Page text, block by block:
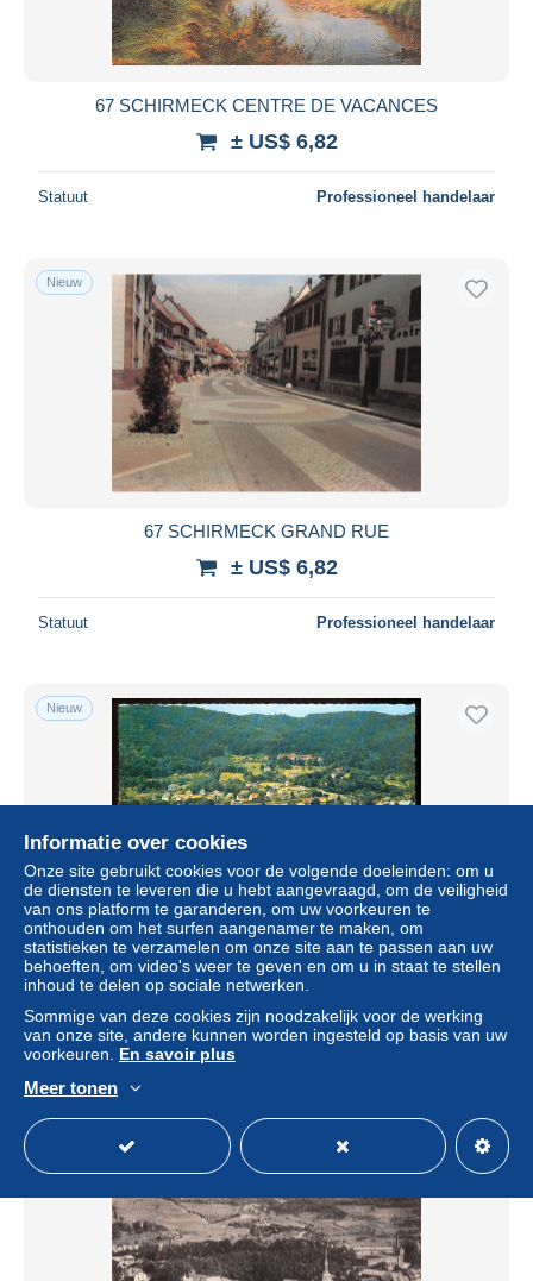
67 SCHIRMECK CENTRE DE VACANCES
± US$ 6,82
Statuut Professioneel handelaar
Nieuw
67 SCHIRMECK GRAND RUE
± US$ 6,82
Statuut Professioneel handelaar
Nieuw
Schirmeck vue générale édition de l'europe VV 1628
± US$ 3,01
Statuut Professioneel handelaar
Informatie over cookies
Onze site gebruikt cookies voor de volgende doeleinden: om u
de diensten te leveren die u hebt aangevraagd, om de veiligheid
van ons platform te garanderen, om uw voorkeuren te
onthouden om het surfen aangenamer te maken, om
statistieken te verzamelen om onze site aan te passen aan uw
behoeften, om video's weer te geven en om u in staat te stellen
inhoud te delen op sociale netwerken.
Sommige van deze cookies zijn noodzakelijk voor de werking
van onze site, andere kunnen worden ingesteld op basis van uw
voorkeuren. En savoir plus
Meer tonen